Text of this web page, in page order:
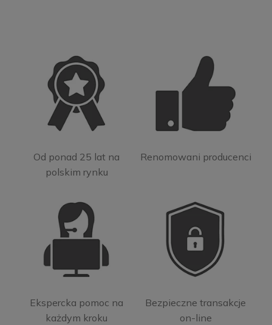
Od ponad 25 lat na
polskim rynku
Renomowani producenci
Ekspercka pomoc na
każdym kroku
Bezpieczne transakcje
on-line